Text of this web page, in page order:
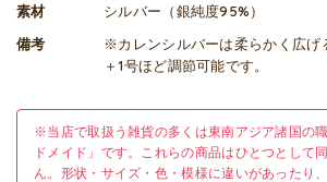
素材
シルバー（銀純度95%）
備考
※カレンシルバーは柔らかく広げ
＋1号ほど調節可能です。
※当店で取扱う雑貨の多くは東南アジア諸国の
ドメイド」です。これらの商品はひとつとして
ん。形状・サイズ・色・模様に違いがあったり